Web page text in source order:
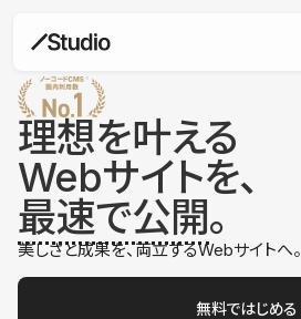
理想を叶える
Webサイトを、
最速で公開。
美しさと成果を、両立するWebサイトへ。
無料ではじめる